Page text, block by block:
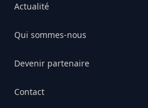
Actualité
Qui sommes-nous
Devenir partenaire
Contact